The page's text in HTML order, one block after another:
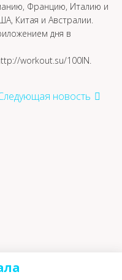
Францию, Италию и
Китая и Австралии.
дня в
workout.su/100IN.
новость